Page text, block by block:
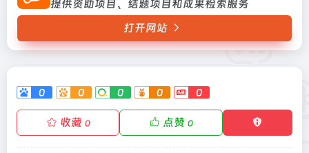
提供资助项目、结题项目和成果检索服务
打开网站
0 0 0 0 0
收藏 0 点赞 0